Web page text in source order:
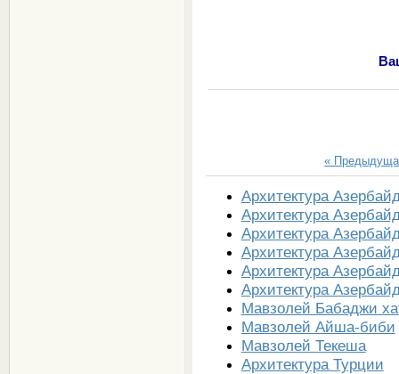
«
Архитектура
Архитектура
Архитектура
Архитектура
Архитектура
Архитектура
Мавзолей Бабаджи
Мавзолей Айша-биби
Мавзолей Текеша
Архитектура Турции